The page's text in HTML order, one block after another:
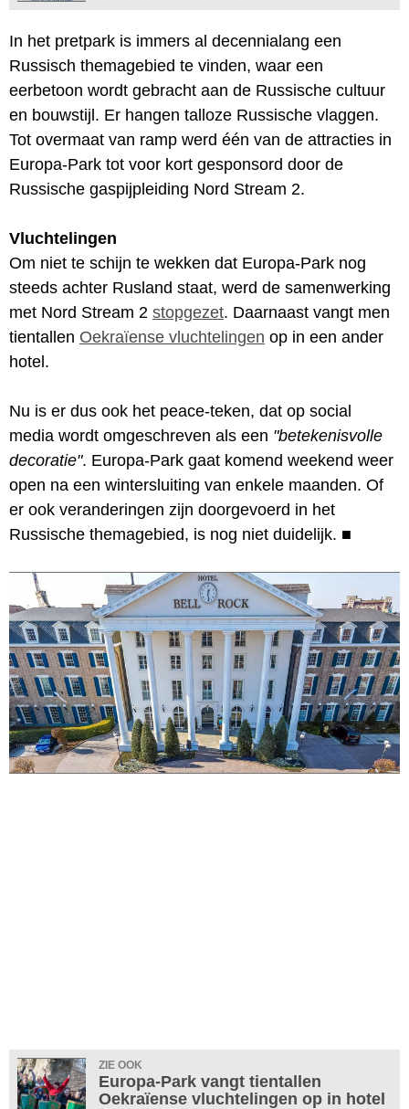
In het pretpark is immers al decennialang een
Russisch themagebied te vinden, waar een
eerbetoon wordt gebracht aan de Russische cultuur
en bouwstijl. Er hangen talloze Russische vlaggen.
Tot overmaat van ramp werd één van de attracties in
Europa-Park tot voor kort gesponsord door de
Russische gaspijpleiding Nord Stream 2.
Vluchtelingen
Om niet te schijn te wekken dat Europa-Park nog
steeds achter Rusland staat, werd de samenwerking
met Nord Stream 2 stopgezet. Daarnaast vangt men
tientallen Oekraïense vluchtelingen op in een ander
hotel.
Nu is er dus ook het peace-teken, dat op social
media wordt omgeschreven als een "betekenisvolle
decoratie". Europa-Park gaat komend weekend weer
open na een wintersluiting van enkele maanden. Of
er ook veranderingen zijn doorgevoerd in het
Russische themagebied, is nog niet duidelijk. ■
ZIE OOK
Europa-Park vangt tientallen
Oekraïense vluchtelingen op in hotel